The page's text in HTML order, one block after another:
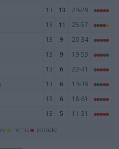
13 13
24-29
13 11
25-57
13 9
20-34
13 9
19-53
13 6
22-41
13 6
14-39
13 6
18-61
13 5 11-31
remis porażka